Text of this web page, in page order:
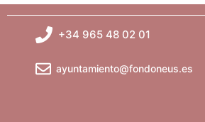
+34 965 48 02 01
ayuntamiento@fondoneus.es